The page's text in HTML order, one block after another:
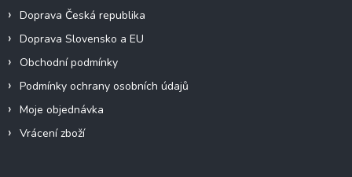
Doprava Česká republika
Doprava Slovensko a EU
Obchodní podmínky
Podmínky ochrany osobních údajů
Moje objednávka
Vrácení zboží